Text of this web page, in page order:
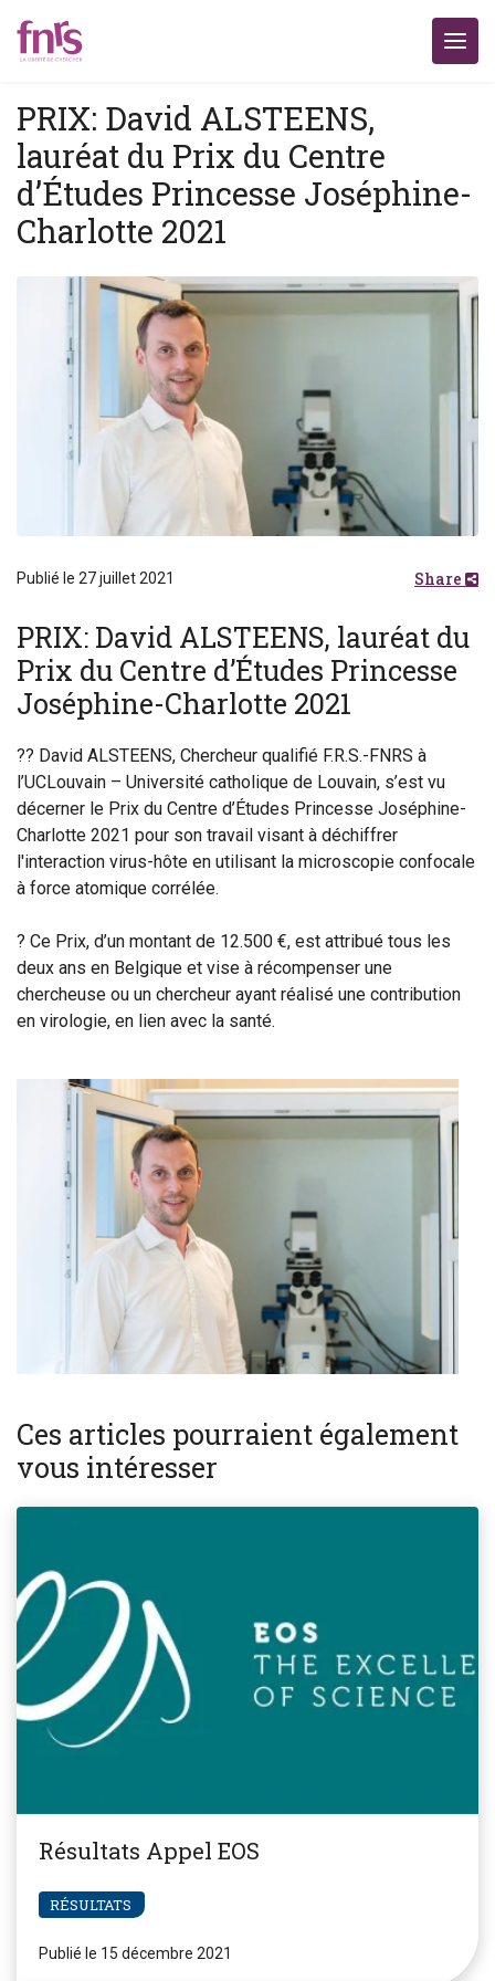
PRIX: David ALSTEENS,
lauréat du Prix du Centre
d’Études Princesse Joséphine-
Charlotte 2021
Publié le 27 juillet 2021 Share
PRIX: David ALSTEENS, lauréat du
Prix du Centre d’Études Princesse
Joséphine-Charlotte 2021
?‍? David ALSTEENS, Chercheur qualifié F.R.S.-FNRS à
l’UCLouvain – Université catholique de Louvain, s’est vu
décerner le Prix du Centre d’Études Princesse Joséphine-
Charlotte 2021 pour son travail visant à déchiffrer
l'interaction virus-hôte en utilisant la microscopie confocale
à force atomique corrélée.
? Ce Prix, d’un montant de 12.500 €, est attribué tous les
deux ans en Belgique et vise à récompenser une
chercheuse ou un chercheur ayant réalisé une contribution
en virologie, en lien avec la santé.
Ces articles pourraient également
vous intéresser
Résultats Appel EOS
RÉSULTATS
Publié le 15 décembre 2021